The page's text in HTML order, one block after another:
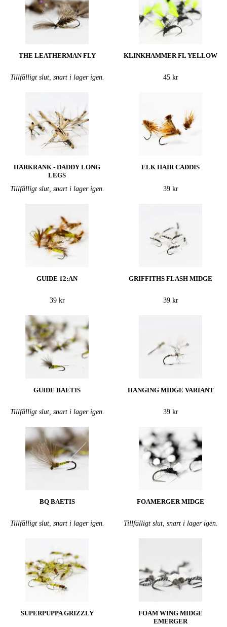
THE LEATHERMAN FLY
Tillfälligt slut, snart i lager igen.
KLINKHAMMER FL YELLOW
45 kr
HARKRANK - DADDY LONG
LEGS
Tillfälligt slut, snart i lager igen.
ELK HAIR CADDIS
39 kr
GUIDE 12:AN
39 kr
GRIFFITHS FLASH MIDGE
39 kr
GUIDE BAETIS
Tillfälligt slut, snart i lager igen.
HANGING MIDGE VARIANT
39 kr
BQ BAETIS
Tillfälligt slut, snart i lager igen.
FOAMERGER MIDGE
Tillfälligt slut, snart i lager igen.
SUPERPUPPA GRIZZLY
FOAM WING MIDGE
EMERGER